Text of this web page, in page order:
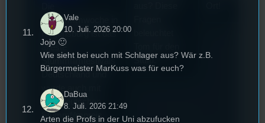
Stummfilmwoche in
Regensburg ist das
älteste
Stummfilmfestivals
Deutschland und
wurde auch mit
dem deutschen
Stummfilmpreis
Stufu.
Vale
10. Juli. 2026 20:00
Jojo 🙂
Wie sieht bei euch mit Schlager aus? Wär z.B.
Bürgermeister MarKuss was für euch?
DaBua
8. Juli. 2026 21:49
Arten die Profs in der Uni abzufucken